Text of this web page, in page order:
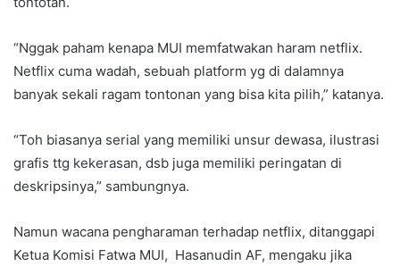
“Nggak paham kenapa MUI memfatwakan haram netflix.
Netflix cuma wadah, sebuah platform yg di dalamnya
banyak sekali ragam tontonan yang bisa kita pilih,” katanya.
“Toh biasanya serial yang memiliki unsur dewasa, ilustrasi
grafis ttg kekerasan, dsb juga memiliki peringatan di
deskripsinya,” sambungnya.
Namun wacana pengharaman terhadap netflix, ditanggapi
Ketua Komisi Fatwa MUI, Hasanudin AF, mengaku jika